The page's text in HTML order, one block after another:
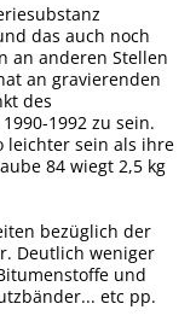
das auch noch
an anderen Stellen
an gravierenden
des
1992 zu sein.
leichter sein als ihre
84 wiegt 2,5 kg
bezüglich der
Deutlich weniger
und
etc pp.